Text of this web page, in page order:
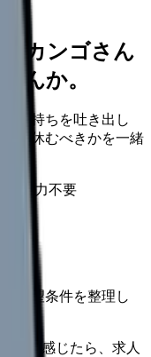
カンゴさん
んか。
気持ちを吐き出し
し休むべきかを一緒
は入力不要
希望条件を整理し
そう感じたら、求人